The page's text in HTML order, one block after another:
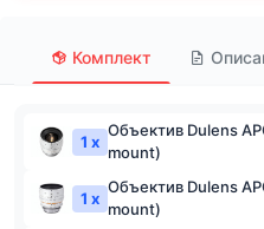
Комплект
1 x
Объектив Dulens
mount)
1 x
Объектив Dulens
mount)